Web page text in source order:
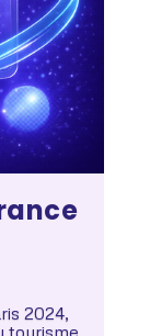
2024,
tourisme,